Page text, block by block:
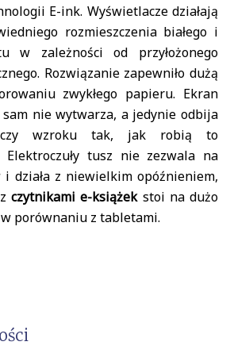
E-ink. Wyświetlacze działają
rozmieszczenia białego i
w zależności od przyłożonego
Rozwiązanie zapewniło dużą
zwykłego papieru. Ekran
nie wytwarza, a jedynie odbija
wzroku tak, jak robią to
Elektroczuły tusz nie zezwala na
działa z niewielkim opóźnieniem,
czytnikami e-książekstoi na dużo
porównaniu z tabletami.